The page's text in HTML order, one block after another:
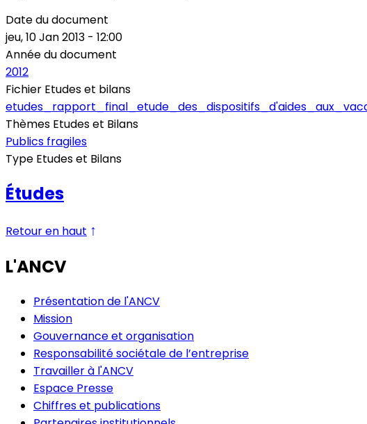
Date du document
jeu, 10 Jan 2013 - 12:00
Année du document
2012
Fichier Etudes et bilans
Thèmes Etudes et Bilans
Publics fragiles
Type Etudes et Bilans
Études
Retour en haut ↑
L'ANCV
Présentation de l'ANCV
Mission
Gouvernance et organisation
Responsabilité sociétale de l’entreprise
Travailler à l'ANCV
Espace Presse
Chiffres et publications